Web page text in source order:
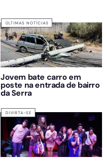
ÚLTIMAS NOTÍCIAS
Jovem bate carro em
poste na entrada de bairro
da Serra
DIVIRTA-SE